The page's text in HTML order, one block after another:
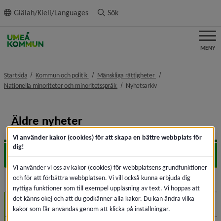
innehållet
Giälah/Kieli/Languages Sök
MENY
Startsida Kommun och politik nivå i brödsmulenavigeringen
Mänskliga rättigheter nivå i
Nationella minoriteter och minoritetsspråk nivå i brödsmulenavigeringen
Nyhetsarkivnivå i
Äldre nyheter
2026
2025
November (1)
Vi använder kakor (cookies) för att skapa en bättre webbplats för
dig!
Vi använder vi oss av kakor (cookies) för webbplatsens grundfunktioner
och för att förbättra webbplatsen. Vi vill också kunna erbjuda dig
nyttiga funktioner som till exempel uppläsning av text. Vi hoppas att
det känns okej och att du godkänner alla kakor. Du kan ändra vilka
kakor som får användas genom att klicka på inställningar.